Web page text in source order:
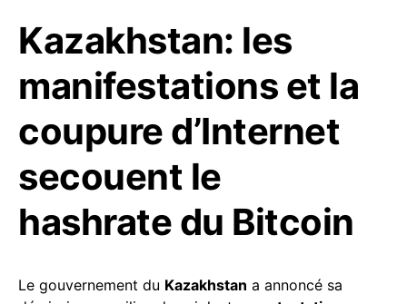
Kazakhstan: les
manifestations et la
coupure d’Internet
secouent le
hashrate du Bitcoin
Le gouvernement du Kazakhstan a annoncé sa